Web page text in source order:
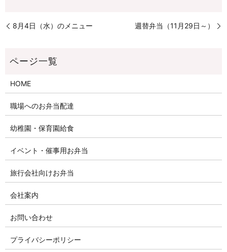
8月4日（水）のメニュー 週替弁当（11月29日～）
HOME
職場へのお弁当配達
幼稚園・保育園給食
イベント・催事用お弁当
旅行会社向けお弁当
会社案内
お問い合わせ
プライバシーポリシー